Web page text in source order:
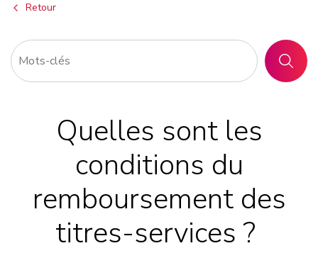
Retour
Quelles sont les
conditions du
remboursement des
titres-services ?